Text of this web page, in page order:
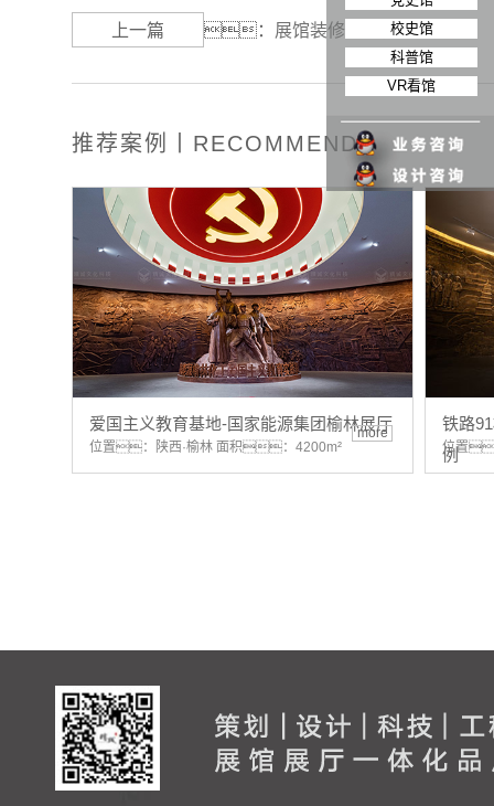
上一篇 ： 展馆装修哪家强？
推荐案例丨RECOMMEND
爱国主义教育基地-国家能源集团榆林展厅
位置：陕西·榆林 面积：4200m²
more
铁路
例
位置
校史馆
科普馆
VR看馆